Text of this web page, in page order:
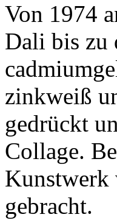
Von 1974
Dali bis zu
zinkweiß
gedrückt
Collage.
Kunstwerk
gebracht.